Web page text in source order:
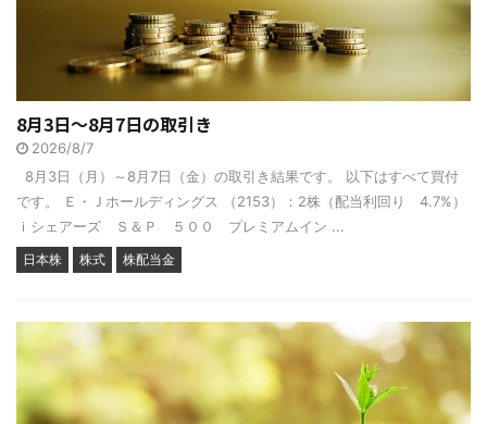
8月3日～8月7日の取引き
2026/8/7
8月3日（月）～8月7日（金）の取引き結果です。 以下はすべて買付
です。 Ｅ・Ｊホールディングス （2153）：2株（配当利回り 4.7%）
ｉシェアーズ Ｓ＆Ｐ ５００ プレミアムイン ...
日本株 株式 株配当金